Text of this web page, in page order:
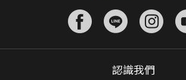
認識我們